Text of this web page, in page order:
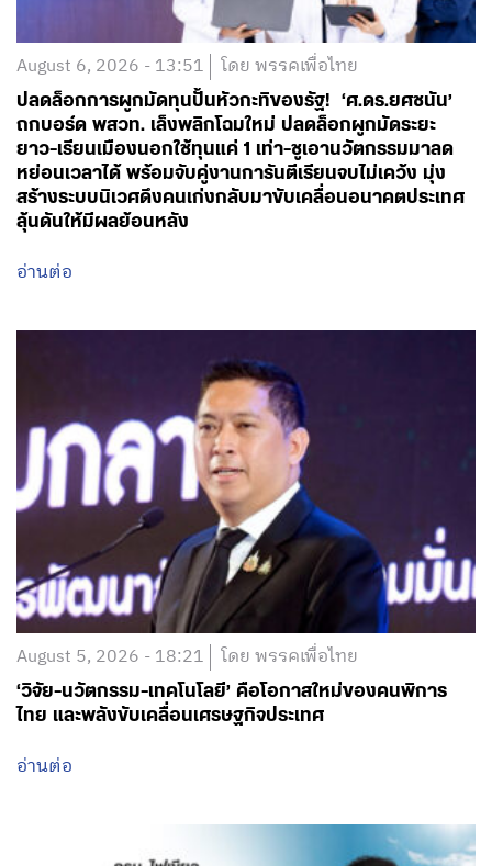
August 6, 2026 - 13:51 โดย พรรคเพื่อไทย
ปลดล็อกการผูกมัดทุนปั้นหัวกะทิของรัฐ! ‘ศ.ดร.ยศชนัน’
ถกบอร์ด พสวท. เล็งพลิกโฉมใหม่ ปลดล็อกผูกมัดระยะ
ยาว-เรียนเมืองนอกใช้ทุนแค่ 1 เท่า-ชูเอานวัตกรรมมาลด
หย่อนเวลาได้ พร้อมจับคู่งานการันตีเรียนจบไม่เคว้ง มุ่ง
สร้างระบบนิเวศดึงคนเก่งกลับมาขับเคลื่อนอนาคตประเทศ
ลุ้นดันให้มีผลย้อนหลัง
อ่านต่อ
August 5, 2026 - 18:21 โดย พรรคเพื่อไทย
‘วิจัย-นวัตกรรม-เทคโนโลยี’ คือโอกาสใหม่ของคนพิการ
ไทย และพลังขับเคลื่อนเศรษฐกิจประเทศ
อ่านต่อ